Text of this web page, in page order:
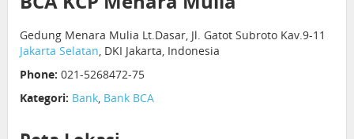
Gedung Menara Mulia Lt.Dasar, Jl. Gatot Subroto Kav.9-11
Jakarta Selatan, DKI Jakarta, Indonesia
Phone: 021-5268472-75
Kategori: Bank, Bank BCA